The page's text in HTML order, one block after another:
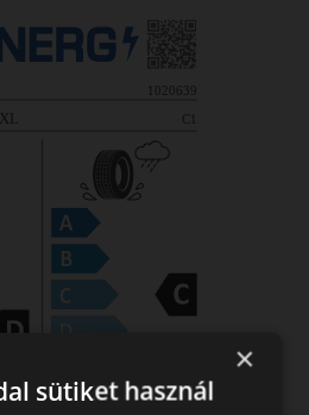
×
sütiket használ